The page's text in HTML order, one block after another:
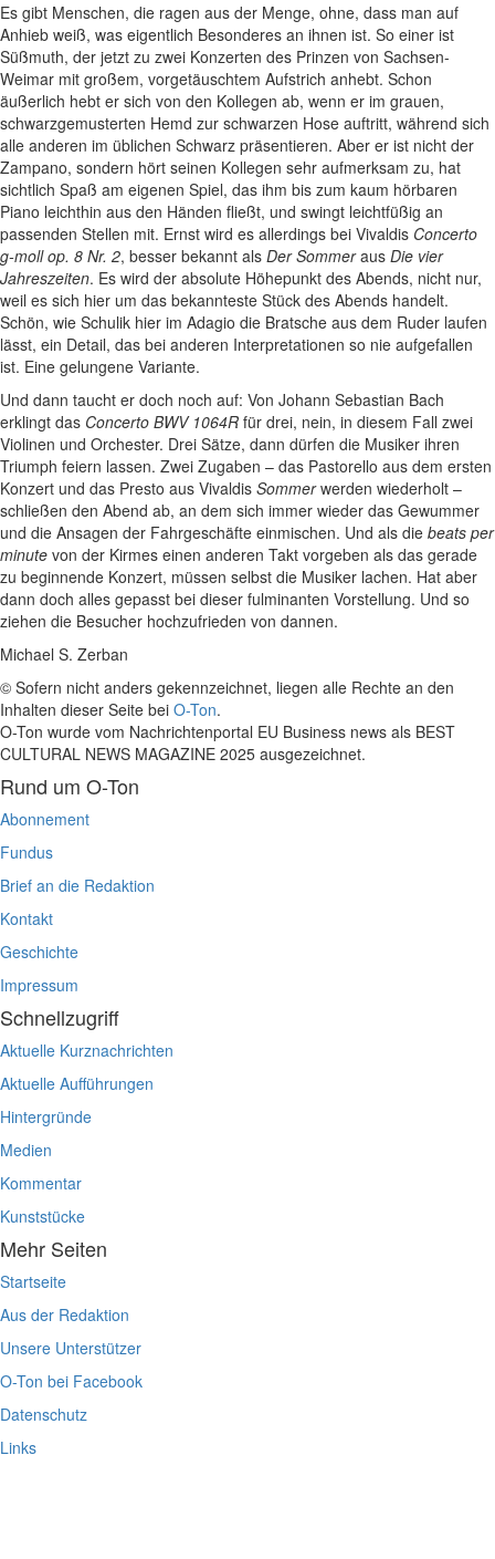
Es gibt Menschen, die ragen aus der Menge, ohne, dass man auf
Anhieb weiß, was eigentlich Besonderes an ihnen ist. So einer ist
Süßmuth, der jetzt zu zwei Konzerten des Prinzen von Sachsen-
Weimar mit großem, vorgetäuschtem Aufstrich anhebt. Schon
äußerlich hebt er sich von den Kollegen ab, wenn er im grauen,
schwarzgemusterten Hemd zur schwarzen Hose auftritt, während sich
alle anderen im üblichen Schwarz präsentieren. Aber er ist nicht der
Zampano, sondern hört seinen Kollegen sehr aufmerksam zu, hat
sichtlich Spaß am eigenen Spiel, das ihm bis zum kaum hörbaren
Piano leichthin aus den Händen fließt, und swingt leichtfüßig an
passenden Stellen mit. Ernst wird es allerdings bei Vivaldis Concerto
g-moll op. 8 Nr. 2, besser bekannt als Der Sommeraus Die vier
Jahreszeiten. Es wird der absolute Höhepunkt des Abends, nicht nur,
weil es sich hier um das bekannteste Stück des Abends handelt.
Schön, wie Schulik hier im Adagio die Bratsche aus dem Ruder laufen
lässt, ein Detail, das bei anderen Interpretationen so nie aufgefallen
ist. Eine gelungene Variante.
Und dann taucht er doch noch auf: Von Johann Sebastian Bach
erklingt das Concerto BWV 1064R für drei, nein, in diesem Fall zwei
Violinen und Orchester. Drei Sätze, dann dürfen die Musiker ihren
Triumph feiern lassen. Zwei Zugaben – das Pastorello aus dem ersten
Konzert und das Presto aus Vivaldis Sommerwerden wiederholt –
schließen den Abend ab, an dem sich immer wieder das Gewummer
und die Ansagen der Fahrgeschäfte einmischen. Und als die beats per
minute von der Kirmes einen anderen Takt vorgeben als das gerade
zu beginnende Konzert, müssen selbst die Musiker lachen. Hat aber
dann doch alles gepasst bei dieser fulminanten Vorstellung. Und so
ziehen die Besucher hochzufrieden von dannen.
Michael S. Zerban
© Sofern nicht anders gekennzeichnet, liegen alle Rechte an den
Inhalten dieser Seite bei O-Ton.
O-Ton wurde vom Nachrichtenportal EU Business news als BEST
CULTURAL NEWS MAGAZINE 2025 ausgezeichnet.
Rund um O-Ton
Abonnement
Fundus
Brief an die Redaktion
Kontakt
Geschichte
Impressum
Schnellzugriff
Aktuelle Kurznachrichten
Aktuelle Aufführungen
Hintergründe
Medien
Kommentar
Kunststücke
Mehr Seiten
Startseite
Aus der Redaktion
Unsere Unterstützer
O-Ton bei Facebook
Datenschutz
Links